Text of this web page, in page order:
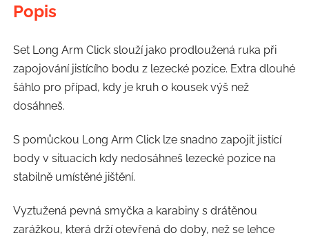
Popis
Set Long Arm Click slouží jako prodloužená ruka při
zapojování jistícího bodu z lezecké pozice. Extra dlouhé
šáhlo pro případ, kdy je kruh o kousek výš než
dosáhneš.
S pomůckou Long Arm Click lze snadno zapojit jistící
body v situacích kdy nedosáhneš lezecké pozice na
stabilně umístěné jištění.
Vyztužená pevná smyčka a karabiny s drátěnou
zarážkou, která drží otevřená do doby, než se lehce